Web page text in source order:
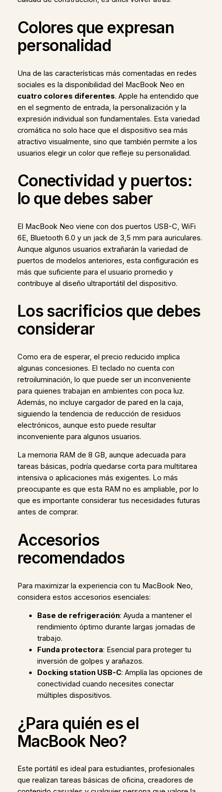
Colores que expresan
personalidad
Una de las características más comentadas en redes
sociales es la disponibilidad del MacBook Neo en
cuatro colores diferentes. Apple ha entendido que
en el segmento de entrada, la personalización y la
expresión individual son fundamentales. Esta variedad
cromática no solo hace que el dispositivo sea más
atractivo visualmente, sino que también permite a los
usuarios elegir un color que refleje su personalidad.
Conectividad y puertos:
lo que debes saber
El MacBook Neo viene con dos puertos USB-C, WiFi
6E, Bluetooth 6.0 y un jack de 3,5 mm para auriculares.
Aunque algunos usuarios extrañarán la variedad de
puertos de modelos anteriores, esta configuración es
más que suficiente para el usuario promedio y
contribuye al diseño ultraportátil del dispositivo.
Los sacrificios que debes
considerar
Como era de esperar, el precio reducido implica
algunas concesiones. El teclado no cuenta con
retroiluminación, lo que puede ser un inconveniente
para quienes trabajan en ambientes con poca luz.
Además, no incluye cargador de pared en la caja,
siguiendo la tendencia de reducción de residuos
electrónicos, aunque esto puede resultar
inconveniente para algunos usuarios.
La memoria RAM de 8 GB, aunque adecuada para
tareas básicas, podría quedarse corta para multitarea
intensiva o aplicaciones más exigentes. Lo más
preocupante es que esta RAM no es ampliable, por lo
que es importante considerar tus necesidades futuras
antes de comprar.
Accesorios
recomendados
Para maximizar la experiencia con tu MacBook Neo,
considera estos accesorios esenciales:
Base de refrigeración: Ayuda a mantener el
rendimiento óptimo durante largas jornadas de
trabajo.
Funda protectora: Esencial para proteger tu
inversión de golpes y arañazos.
Docking station USB-C: Amplía las opciones de
conectividad cuando necesites conectar
múltiples dispositivos.
¿Para quién es el
MacBook Neo?
Este portátil es ideal para estudiantes, profesionales
que realizan tareas básicas de oficina, creadores de